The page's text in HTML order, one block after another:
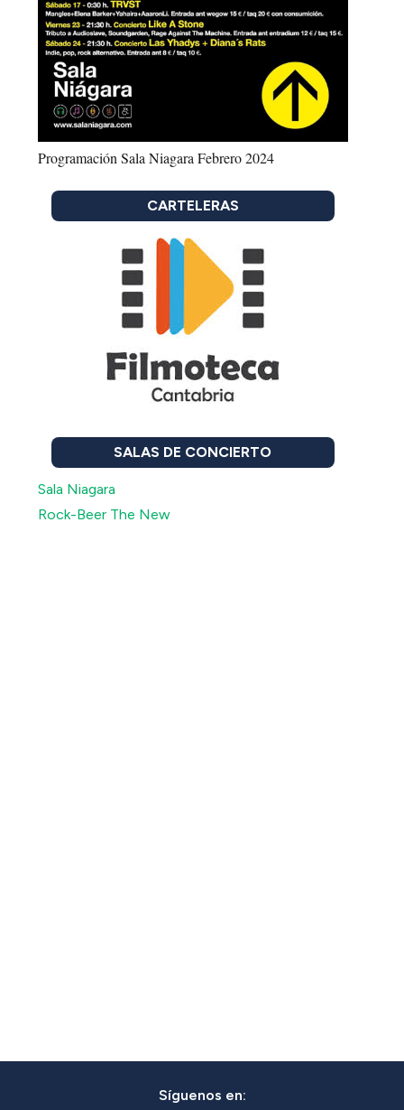
Programación Sala Niagara Febrero 2024
CARTELERAS
SALAS DE CONCIERTO
Sala Niagara
Rock-Beer The New
Síguenos en: